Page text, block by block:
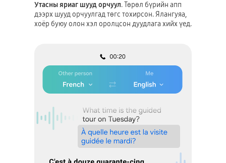
Утасны яриаг шууд орчуул. Төрөл бүрийн апп
дээрх шууд орчуулгад төгс тохирсон. Ялангуяа,
хоёр буюу олон хэл оролцсон дуудлага хийх үед.